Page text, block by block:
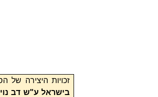
זכויות היצירה של
בישראל ע"ש דב